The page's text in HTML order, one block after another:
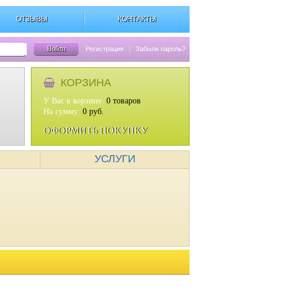
ОТЗЫВЫ КОНТАКТЫ
Войти Регистрация | Забыли пароль?
КОРЗИНА
У Вас в корзине: 0 товаров
На сумму: 0 руб.
ОФОРМИТЬ ПОКУПКУ
УСЛУГИ